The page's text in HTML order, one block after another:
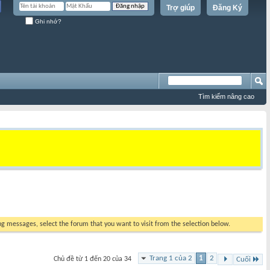
Đăng Ký
Trợ giúp
Ghi nhớ?
Tìm kiếm nâng cao
messages, select the forum that you want to visit from the selection below.
Trang 1 của 2 1 2 Cuối
Chủ đề từ 1 đến 20 của 34